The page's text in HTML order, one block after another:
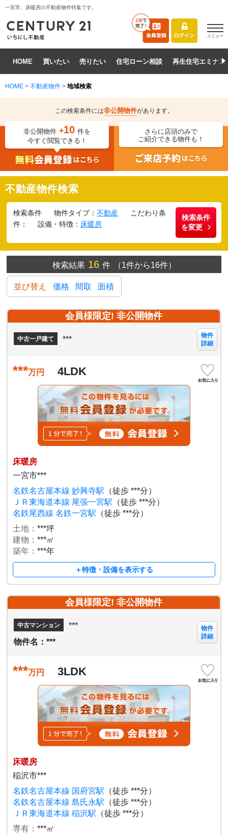
一宮市、床暖房の不動産物件特集です。
メニュー
HOME 買いたい 売りたい 住宅ローン相談 再生住宅エミナス
HOME > 不動産物件 > 地域検索
この検索条件には非公開物件があります。
非公開物件 +10 件を
今すぐ閲覧できる！
さらに店頭のみで
ご紹介できる物件も！
不動産物件検索
検索条件 物件タイプ：不動産
こだわり条
件：
設備・特徴： 床暖房
検索条件
を変更
検索結果16 件 （1件から16件）
並び替え 価格 間取 面積
会員様限定! 非公開物件
中古一戸建て ***
物件
詳細
***万円 4LDK
床暖房
一宮市***
名鉄名古屋本線 妙興寺駅 （徒歩 ***分）
ＪＲ東海道本線 尾張一宮駅 （徒歩 ***分）
名鉄尾西線 名鉄一宮駅 （徒歩 ***分）
土地：***坪
建物：***㎡
築年：***年
＋特徴・設備を表示する
会員様限定! 非公開物件
中古マンション
***
物件名：***
物件
詳細
***万円 3LDK
床暖房
稲沢市***
名鉄名古屋本線 国府宮駅 （徒歩 ***分）
名鉄名古屋本線 島氏永駅 （徒歩 ***分）
ＪＲ東海道本線 稲沢駅 （徒歩 ***分）
専有：***㎡